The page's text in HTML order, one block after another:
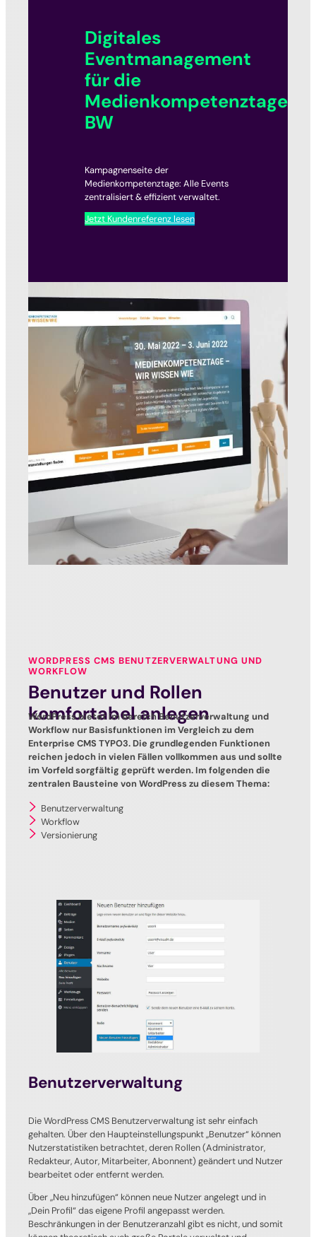
Digitales
Eventmanagement
für die
Medienkompetenztage
BW
Kampagnenseite der
Medienkompetenztage: Alle Events
zentralisiert & effizient verwaltet.
Jetzt Kundenreferenz lesen
WORDPRESS CMS BENUTZERVERWALTUNG UND
WORKFLOW
Benutzer und Rollen
komfortabel anlegen
WordPress bietet im bereich Benutzerverwaltung und
Workflow nur Basisfunktionen im Vergleich zu dem
Enterprise CMS TYPO3. Die grundlegenden Funktionen
reichen jedoch in vielen Fällen vollkommen aus und sollte
im Vorfeld sorgfältig geprüft werden. Im folgenden die
zentralen Bausteine von WordPress zu diesem Thema:
Benutzerverwaltung
Workflow
Versionierung
Benutzerverwaltung
Die WordPress CMS Benutzerverwaltung ist sehr einfach
gehalten. Über den Haupteinstellungspunkt „Benutzer“ können
Nutzerstatistiken betrachtet, deren Rollen (Administrator,
Redakteur, Autor, Mitarbeiter, Abonnent) geändert und Nutzer
bearbeitet oder entfernt werden.
Über „Neu hinzufügen“ können neue Nutzer angelegt und in
„Dein Profil“ das eigene Profil angepasst werden.
Beschränkungen in der Benutzeranzahl gibt es nicht, und somit